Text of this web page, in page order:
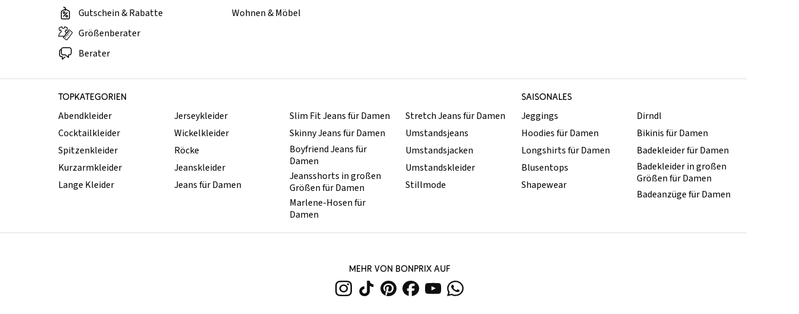
Gutschein & Rabatte
Größenberater
Berater
Wohnen & Möbel
TOPKATEGORIEN SAISONALES
Abendkleider
Cocktailkleider
Spitzenkleider
Kurzarmkleider
Lange Kleider
Jerseykleider
Wickelkleider
Röcke
Jeanskleider
Jeans für Damen
Slim Fit Jeans für Damen
Skinny Jeans für Damen
Boyfriend Jeans für
Damen
Jeansshorts in großen
Größen für Damen
Marlene-Hosen für
Damen
Stretch Jeans für Damen
Umstandsjeans
Umstandsjacken
Umstandskleider
Stillmode
Jeggings
Hoodies für Damen
Longshirts für Damen
Blusentops
Shapewear
Dirndl
Bikinis für Damen
Badekleider für Damen
Badekleider in großen
Größen für Damen
Badeanzüge für Damen
MEHR VON BONPRIX AUF